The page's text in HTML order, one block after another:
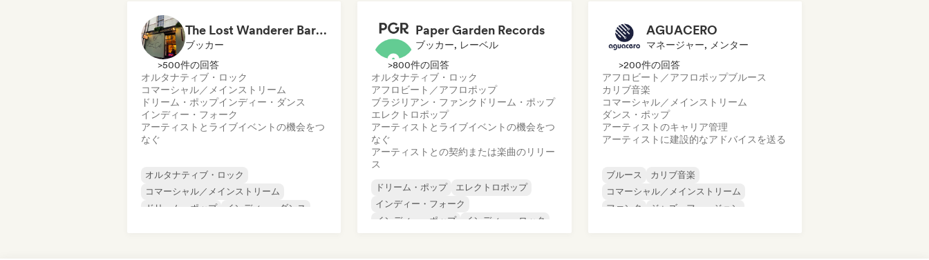
コマーシャル／メインストリーム
The Lost Wanderer Bar Café in Newcastle
ブッカー
>500件の回答
オルタナティブ・ロック
コマーシャル／メインストリーム
ドリーム・ポップインディー・ダンス
インディー・フォーク
アーティストとライブイベントの機会をつ
なぐ
オルタナティブ・ロック
コマーシャル／メインストリーム
ドリーム・ポップ
インディー・ダンス
Paper Garden Records
ブッカー, レーベル
>800件の回答
オルタナティブ・ロック
アフロビート／アフロポップ
ブラジリアン・ファンク ドリーム・ポップ
エレクトロポップ
アーティストとライブイベントの機会をつ
なぐ
アーティストとの契約または楽曲のリリー
ス
ドリーム・ポップ
エレクトロポップ
インディー・フォーク
インディー・ポップ
インディー・ロック
AGUACERO
マネージャー, メンター
>200件の回答
アフロビート／アフロポップブルース
カリブ音楽
コマーシャル／メインストリーム
ダンス・ポップ
アーティストのキャリア管理
アーティストに建設的なアドバイスを送る
ブルース
カリブ音楽
コマーシャル／メインストリーム
ファンク
ジャズ・フュージョン